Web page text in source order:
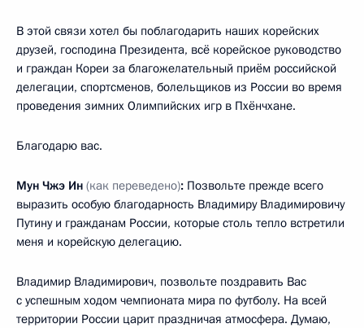
В этой связи хотел бы поблагодарить наших корейских
друзей, господина Президента, всё корейское руководство
и граждан Кореи за благожелательный приём российской
делегации, спортсменов, болельщиков из России во время
проведения зимних Олимпийских игр в Пхёнчхане.
Благодарю вас.
Мун Чжэ Ин (как переведено): Позвольте прежде всего
выразить особую благодарность Владимиру Владимировичу
Путину и гражданам России, которые столь тепло встретили
меня и корейскую делегацию.
Владимир Владимирович, позвольте поздравить Вас
с успешным ходом чемпионата мира по футболу. На всей
территории России царит праздничая атмосфера. Думаю,